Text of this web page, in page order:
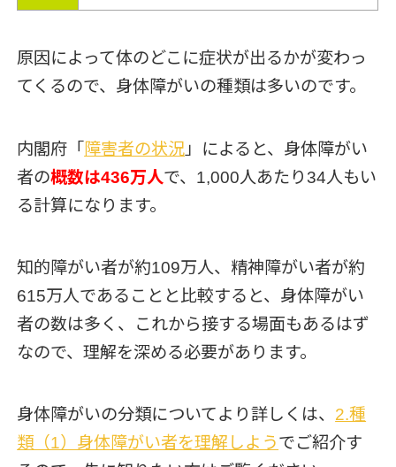
原因によって体のどこに症状が出るかが変わっ
てくるので、身体障がいの種類は多いのです。
内閣府「 障害者の状況 」によると、身体障がい
者の概数は436万人で、1,000人あたり34人もい
る計算になります。
知的障がい者が約109万人、精神障がい者が約
615万人であることと比較すると、身体障がい
者の数は多く、これから接する場面もあるはず
なので、理解を深める必要があります。
身体障がいの分類についてより詳しくは、 2.種
類（1）身体障がい者を理解 しようでご紹介す